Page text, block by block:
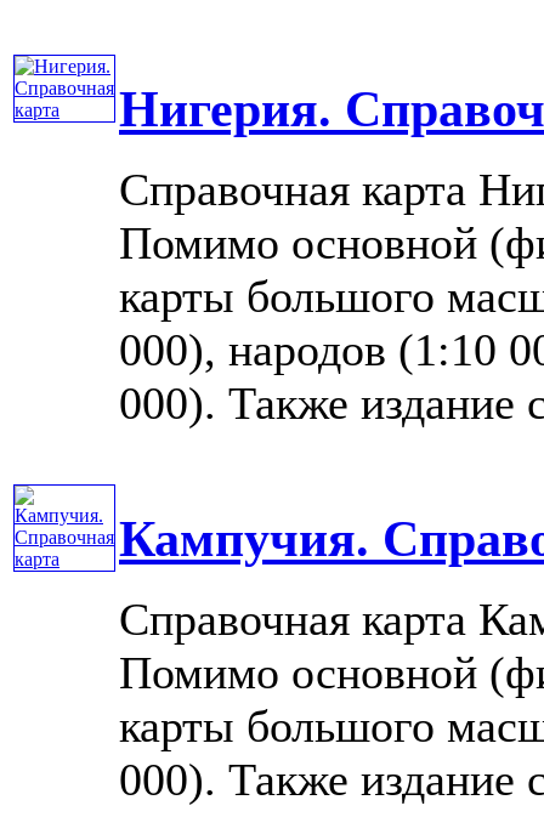
Нигерия.
Справочная карта
Помимо основной
карты большого
000), народов (1:10
000). Также издание
Кампучия.
Справочная карта
Помимо основной
карты большого
000). Также издание